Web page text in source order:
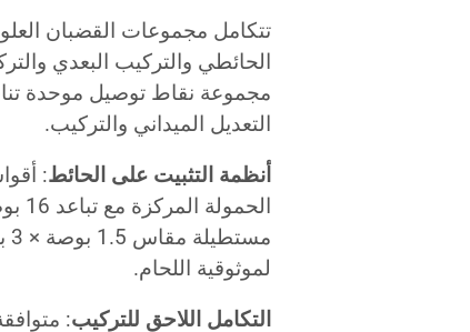
تتكامل مجموعات القضبان
الحائطي والتركيب البعدي
مجموعة نقاط توصيل موحدة
التعديل الميداني والتركيب.
أنظمة التثبيت على الحائط
لموثوقية اللحام.
التكامل اللاحق للتركيب